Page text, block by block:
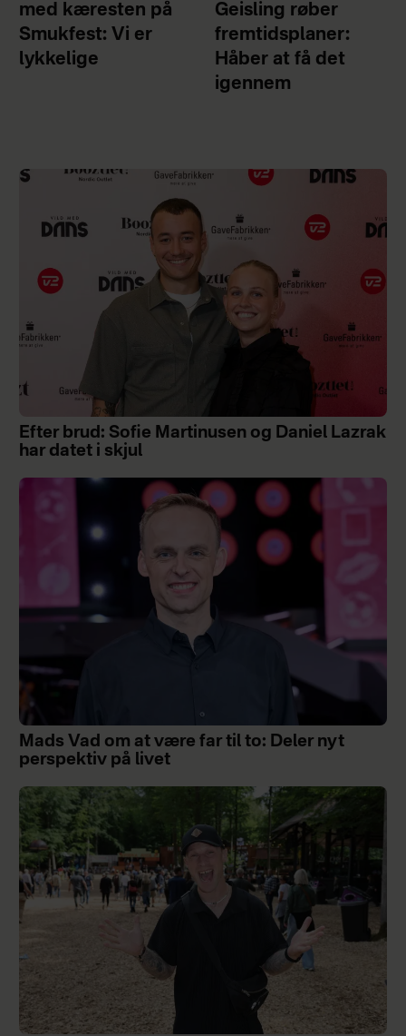
med kæresten på
Smukfest: Vi er
lykkelige
Geisling røber
fremtidsplaner:
Håber at få det
igennem
Efter brud: Sofie Martinusen og Daniel Lazrak
har datet i skjul
Mads Vad om at være far til to: Deler nyt
perspektiv på livet